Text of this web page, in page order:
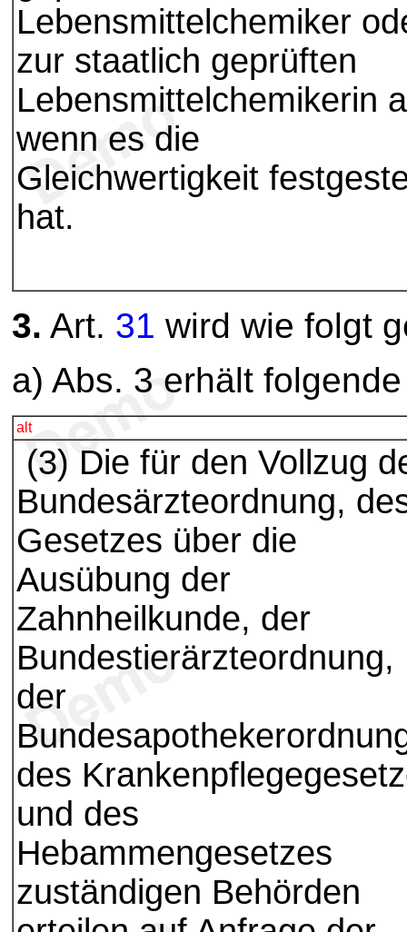
Lebensmittelchemiker
zur staatlich geprüften
Lebensmittelchemikerin
wenn es die
Gleichwertigkeit
hat.
3. Art. 31 wird wie folgt
a) Abs. 3 erhält
alt
(3) Die für den Vollzug
Bundesärzteordnung,
Gesetzes über die
Ausübung der
Zahnheilkunde, der
Bundestierärzteordnung,
der
des
und des
Hebammengesetzes
zuständigen Behörden